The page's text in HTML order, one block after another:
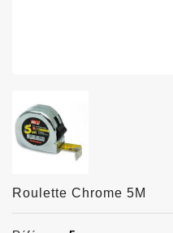
Roulette Chrome 5M